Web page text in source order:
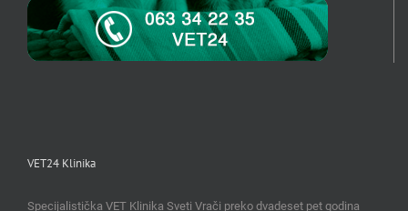
VET24 Klinika
Specijalistička VET Klinika Sveti Vrači preko dvadeset pet godina